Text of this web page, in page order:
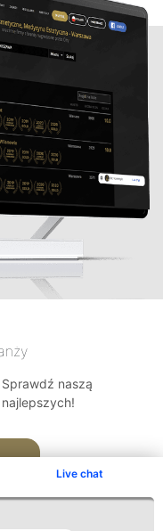
Live chat
naszą